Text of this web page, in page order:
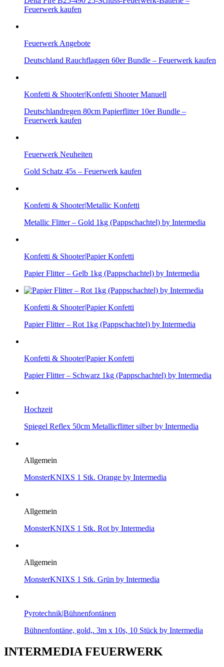
Feuerwerk kaufen
Feuerwerk Angebote
Deutschland Rauchflaggen 60er Bundle – Feuerwerk kaufen
Konfetti & Shooter|Konfetti Shooter Manuell
Deutschlandregen 80cm Papierflitter 10er Bundle –
Feuerwerk kaufen
Feuerwerk Neuheiten
Gold Schatz 45s – Feuerwerk kaufen
Konfetti & Shooter|Metallic Konfetti
Metallic Flitter – Gold 1kg (Pappschachtel) by Intermedia
Konfetti & Shooter|Papier Konfetti
Papier Flitter – Gelb 1kg (Pappschachtel) by Intermedia
Konfetti & Shooter|Papier Konfetti
Papier Flitter – Rot 1kg (Pappschachtel) by Intermedia
Konfetti & Shooter|Papier Konfetti
Papier Flitter – Schwarz 1kg (Pappschachtel) by Intermedia
Hochzeit
Spiegel Reflex 50cm Metallicflitter silber by Intermedia
Allgemein
MonsterKNIXS 1 Stk. Orange by Intermedia
Allgemein
MonsterKNIXS 1 Stk. Rot by Intermedia
Allgemein
MonsterKNIXS 1 Stk. Grün by Intermedia
Pyrotechnik|Bühnenfontänen
Bühnenfontäne, gold,. 3m x 10s, 10 Stück by Intermedia
INTERMEDIA FEUERWERK